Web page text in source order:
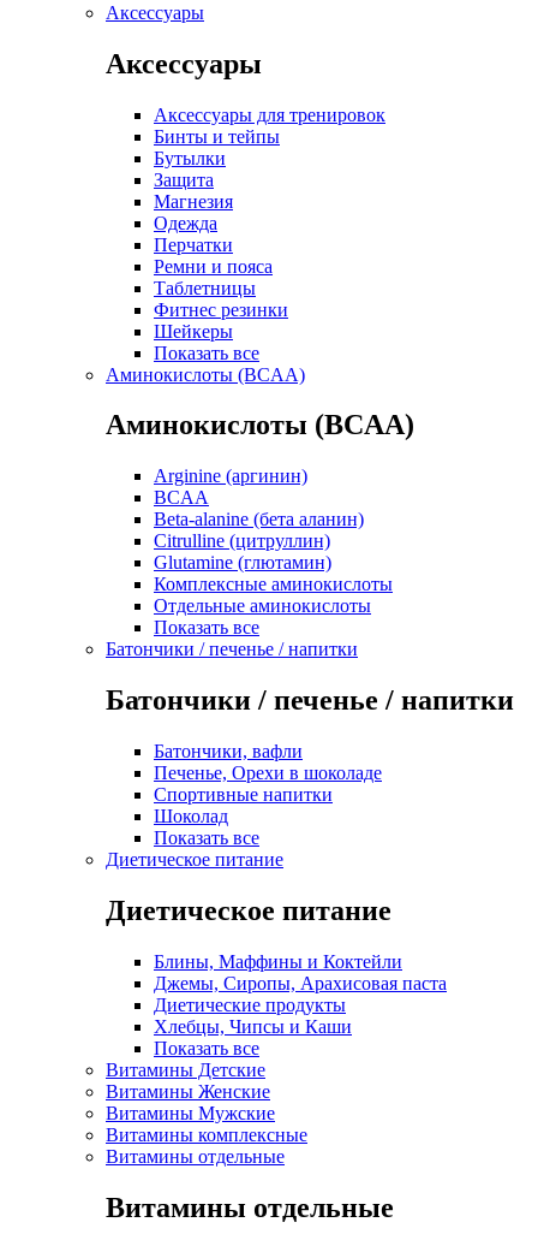
Аксессуары
Аксессуары
Аксессуары для тренировок
Бинты и тейпы
Бутылки
Защита
Магнезия
Одежда
Перчатки
Ремни и пояса
Таблетницы
Фитнес резинки
Шейкеры
Показать все
Аминокислоты (BCAA)
Аминокислоты (BCAA)
Arginine (аргинин)
BCAA
Beta-alanine (бета аланин)
Citrulline (цитруллин)
Glutamine (глютамин)
Комплексные аминокислоты
Отдельные аминокислоты
Показать все
Батончики / печенье / напитки
Батончики / печенье / напитки
Батончики, вафли
Печенье, Орехи в шоколаде
Спортивные напитки
Шоколад
Показать все
Диетическое питание
Диетическое питание
Блины, Маффины и Коктейли
Джемы, Сиропы, Арахисовая паста
Диетические продукты
Хлебцы, Чипсы и Каши
Показать все
Витамины Детские
Витамины Женские
Витамины Мужские
Витамины комплексные
Витамины отдельные
Витамины отдельные